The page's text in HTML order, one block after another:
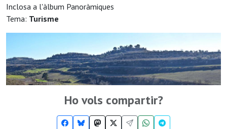
Inclosa a l'àlbum Panoràmiques
Tema: Turisme
Ho vols compartir?